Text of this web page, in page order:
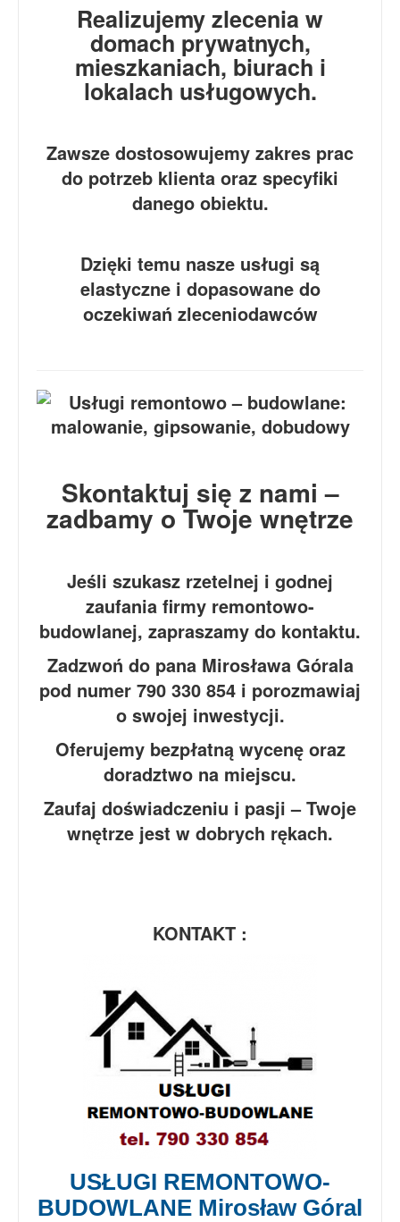
Realizujemy zlecenia w
domach prywatnych,
mieszkaniach, biurach i
lokalach usługowych.
Zawsze dostosowujemy zakres prac
do potrzeb klienta oraz specyfiki
danego obiektu.
Dzięki temu nasze usługi są
elastyczne i dopasowane do
oczekiwań zleceniodawców
Skontaktuj się z nami –
zadbamy o Twoje wnętrze
Jeśli szukasz rzetelnej i godnej
zaufania firmy remontowo-
budowlanej, zapraszamy do kontaktu.
Zadzwoń do pana Mirosława Górala
pod numer 790 330 854 i porozmawiaj
o swojej inwestycji.
Oferujemy bezpłatną wycenę oraz
doradztwo na miejscu.
Zaufaj doświadczeniu i pasji – Twoje
wnętrze jest w dobrych rękach.
KONTAKT :
USŁUGI REMONTOWO-
BUDOWLANE Mirosław Góral